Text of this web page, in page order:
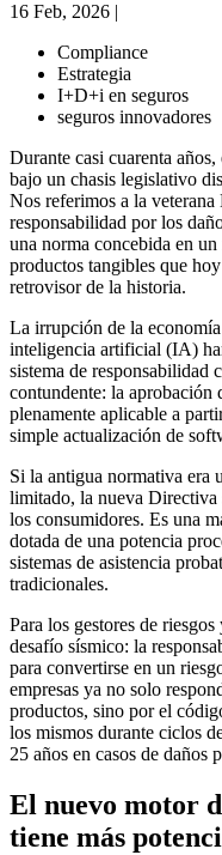
16 Feb, 2026 |
Compliance
Estrategia
I+D+i en seguros
seguros innovadores
Durante casi cuarenta
bajo un chasis legislativo
Nos referimos a la
responsabilidad por los
una norma concebida en
productos tangibles que
retrovisor de la historia.
La irrupción de la
inteligencia artificial (IA)
sistema de responsabilidad
contundente: la
plenamente aplicable a
simple actualización de
Si la antigua normativa
limitado, la nueva Directiva
los consumidores. Es una
dotada de una potencia
sistemas de asistencia
tradicionales.
Para los gestores de
desafío sísmico: la
para convertirse en un
empresas ya no solo
productos, sino por el
los mismos durante ciclos
25 años en casos de daños
El nuevo motor
tiene más